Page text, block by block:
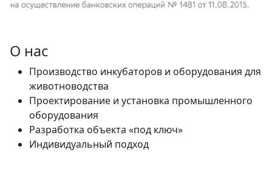
О нас
Производство инкубаторов и оборудования для
животноводства
Проектирование и установка промышленного
оборудования
Разработка объекта «под ключ»
Индивидуальный подход